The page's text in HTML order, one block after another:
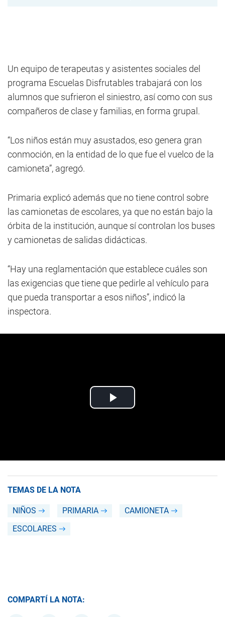
Un equipo de terapeutas y asistentes sociales del
programa Escuelas Disfrutables trabajará con los
alumnos que sufrieron el siniestro, así como con sus
compañeros de clase y familias, en forma grupal.
“Los niños están muy asustados, eso genera gran
conmoción, en la entidad de lo que fue el vuelco de la
camioneta”, agregó.
Primaria explicó además que no tiene control sobre
las camionetas de escolares, ya que no están bajo la
órbita de la institución, aunque sí controlan los buses
y camionetas de salidas didácticas.
“Hay una reglamentación que establece cuáles son
las exigencias que tiene que pedirle al vehículo para
que pueda transportar a esos niños”, indicó la
inspectora.
TEMAS DE LA NOTA
NIÑOS PRIMARIA
CAMIONETA
ESCOLARES
COMPARTÍ LA NOTA: